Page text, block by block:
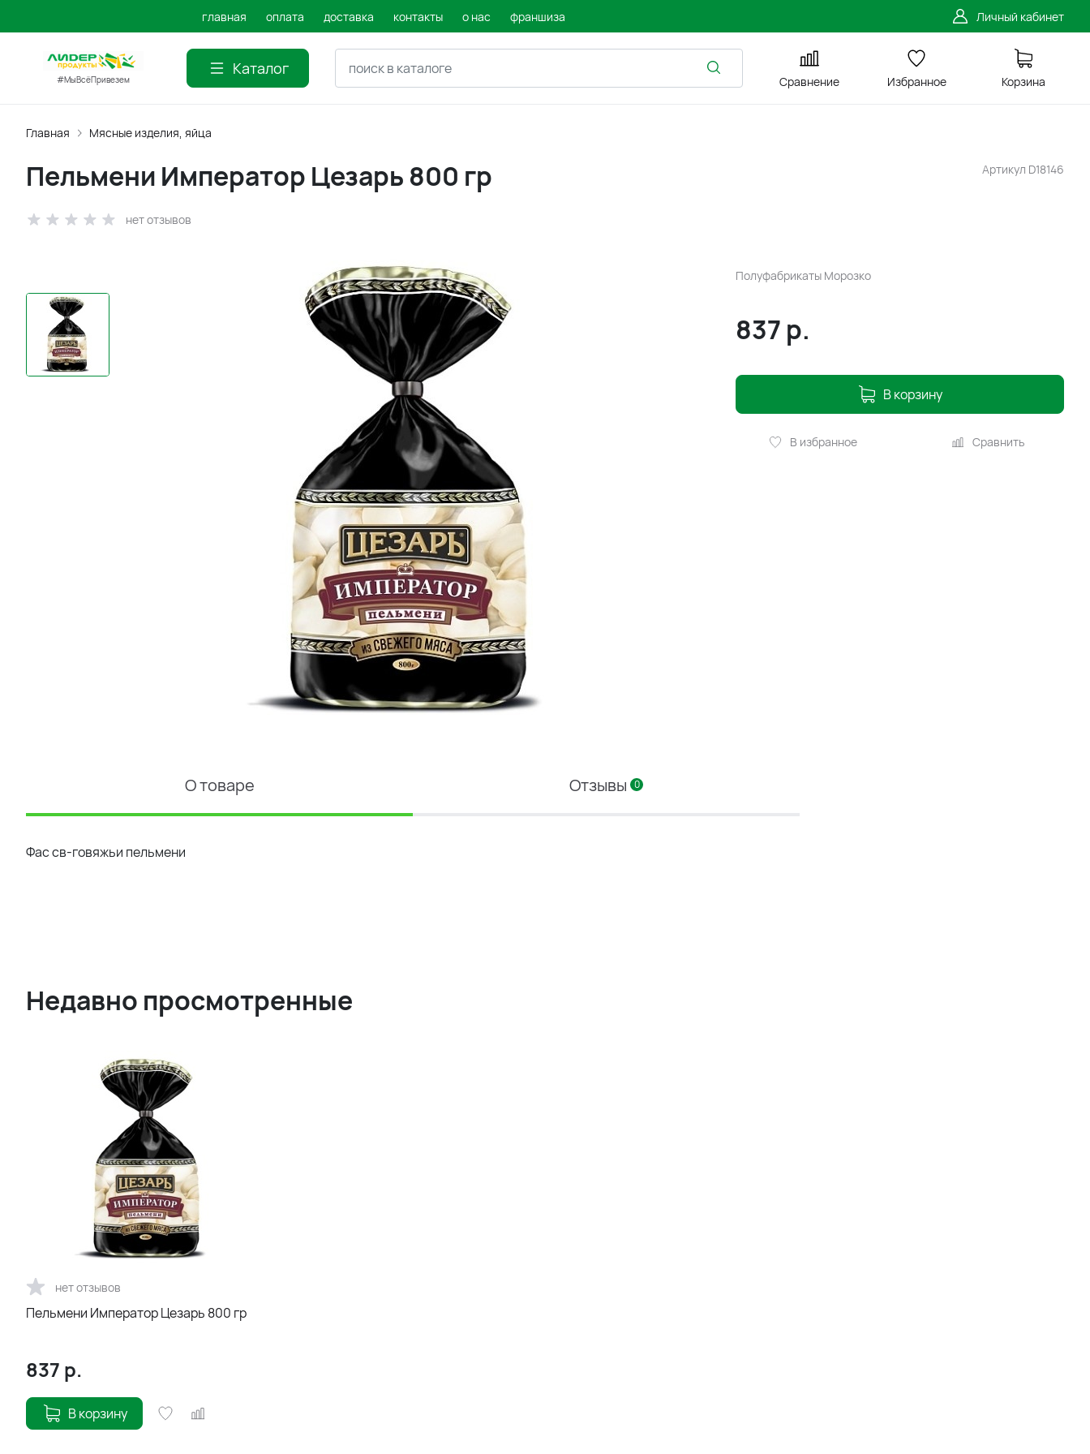
главная оплата доставка контакты о нас франшиза Личный кабинет
#МыВсёПривезем
Каталог
Сравнение Избранное Корзина
Главная Мясные изделия, яйца
Артикул D18146
Пельмени Император Цезарь 800 гр
нет отзывов
Полуфабрикаты Морозко
837 р.
В корзину
В избранное Сравнить
О товаре Отзывы 0
Фас св-говяжьи пельмени
Недавно просмотренные
нет отзывов
Пельмени Император Цезарь 800 гр
837 р.
В корзину